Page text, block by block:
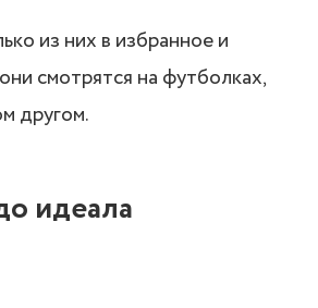
из них в избранное и
смотрятся на футболках,
другом.
идеала